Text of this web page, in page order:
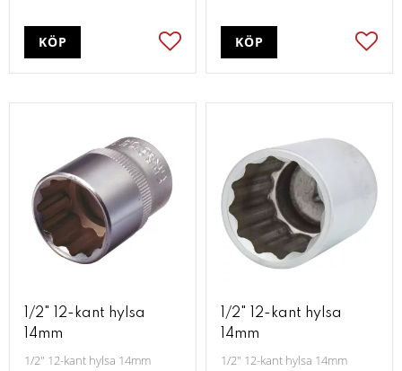
Lägg till i favoriter
KÖP KÖP
1/2" 12-kant hylsa
14mm
1/2" 12-kant hylsa 14mm
1/2" 12-kant hylsa
14mm
1/2" 12-kant hylsa 14mm